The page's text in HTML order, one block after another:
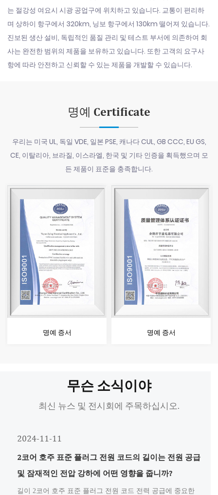
는 절강성 여요시 시광 공업구에 위치하고 있습니다. 교통이 편리하
며 상하이 항구에서 320km, 닝보 항구에서 130km 떨어져 있습니다.
진보된 생산 설비, 독립적인 품질 관리 및 테스트 부서에 의존하여 회
사는 완전한 범위의 제품을 보유하고 있습니다. 또한 고객의 요구사
항에 따라 안전하고 신뢰할 수 있는 제품을 개발할 수 있습니다.
명예 Certificate
우리는 미국 UL, 독일 VDE, 일본 PSE, 캐나다 CUL, GB CCC, EU GS,
CE, 이탈리아, 브라질, 이스라엘, 한국 및 기타 인증을 획득했으며 모
든 제품이 표준을 충족합니다.
명예 증서 명예 증서
무슨 소식이야
최신 뉴스 및 전시회에 주목하십시오.
2024-11-11
2코어 호주 표준 플러그 전원 코드의 길이는 전원 공급
및 잠재적인 전압 강하에 어떤 영향을 줍니까?
길이 2코어 호주 표준 플러그 전원 코드 전력 공급에 중요한